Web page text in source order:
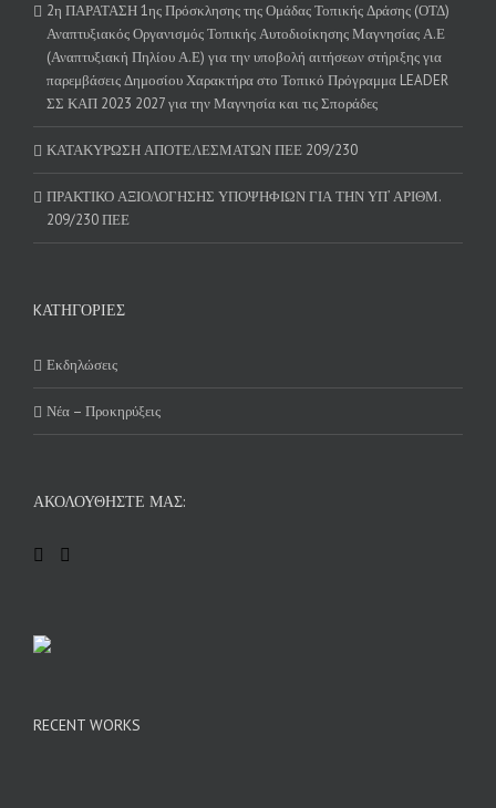
2η ΠΑΡΑΤΑΣΗ 1ης Πρόσκλησης της Ομάδας Τοπικής Δράσης (ΟΤΔ)
Αναπτυξιακός Οργανισμός Τοπικής Αυτοδιοίκησης Μαγνησίας Α.Ε
(Αναπτυξιακή Πηλίου Α.Ε) για την υποβολή αιτήσεων στήριξης για
παρεμβάσεις Δημοσίου Χαρακτήρα στο Τοπικό Πρόγραμμα LEADER
ΣΣ ΚΑΠ 2023 2027 για την Μαγνησία και τις Σποράδες
ΚΑΤΑΚΥΡΩΣΗ ΑΠΟΤΕΛΕΣΜΑΤΩΝ ΠΕΕ 209/230
ΠΡΑΚΤΙΚΟ ΑΞΙΟΛΟΓΗΣΗΣ ΥΠΟΨΗΦΙΩΝ ΓΙΑ ΤΗΝ ΥΠ’ ΑΡΙΘΜ.
209/230 ΠΕΕ
KΑΤΗΓΟΡΊΕΣ
Εκδηλώσεις
Νέα – Προκηρύξεις
ΑΚΟΛΟΥΘΉΣΤΕ ΜΑΣ:
RECENT WORKS